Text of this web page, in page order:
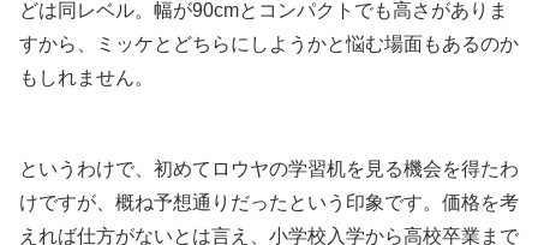
どは同レベル。幅が90cmとコンパクトでも高さがありま
すから、ミッケとどちらにしようかと悩む場面もあるのか
もしれません。
というわけで、初めてロウヤの学習机を見る機会を得たわ
けですが、概ね予想通りだったという印象です。価格を考
えれば仕方がないとは言え、小学校入学から高校卒業まで